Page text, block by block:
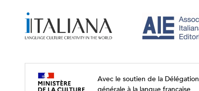
Avec le soutien de la Délégation
générale à la langue française